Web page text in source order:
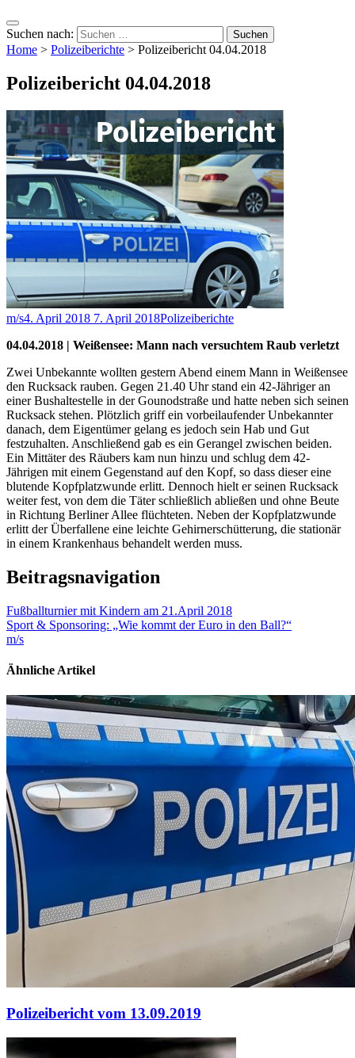
Suchen nach:
Home > Polizeiberichte > Polizeibericht 04.04.2018
Polizeibericht 04.04.2018
m/s4. April 2018 7. April 2018Polizeiberichte
04.04.2018 | Weißensee: Mann nach versuchtem Raub verletzt
Zwei Unbekannte wollten gestern Abend einem Mann in Weißensee
den Rucksack rauben. Gegen 21.40 Uhr stand ein 42-Jähriger an
einer Bushaltestelle in der Gounodstraße und hatte neben sich seinen
Rucksack stehen. Plötzlich griff ein vorbeilaufender Unbekannter
danach, dem Eigentümer gelang es jedoch sein Hab und Gut
festzuhalten. Anschließend gab es ein Gerangel zwischen beiden.
Ein Mittäter des Räubers kam nun hinzu und schlug dem 42-
Jährigen mit einem Gegenstand auf den Kopf, so dass dieser eine
blutende Kopfplatzwunde erlitt. Dennoch hielt er seinen Rucksack
weiter fest, von dem die Täter schließlich abließen und ohne Beute
in Richtung Berliner Allee flüchteten. Neben der Kopfplatzwunde
erlitt der Überfallene eine leichte Gehirnerschütterung, die stationär
in einem Krankenhaus behandelt werden muss.
Beitragsnavigation
Fußballturnier mit Kindern am 21.April 2018
Sport & Sponsoring: „Wie kommt der Euro in den Ball?“
m/s
Ähnliche Artikel
Polizeibericht vom 13.09.2019